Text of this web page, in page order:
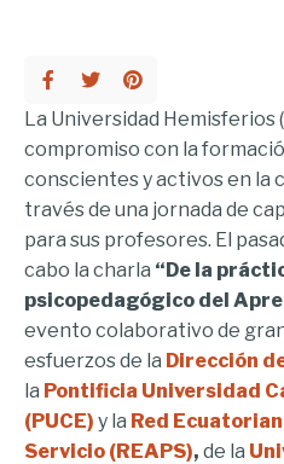
La Universidad Hemisferios
compromiso con la
conscientes y activos en la
través de una jornada de
para sus profesores. El
cabo la charla “De la
psicopedagógico del
evento colaborativo de
esfuerzos de la Dirección
la Pontificia Universidad
(PUCE) y la Red
Servicio (REAPS), de la